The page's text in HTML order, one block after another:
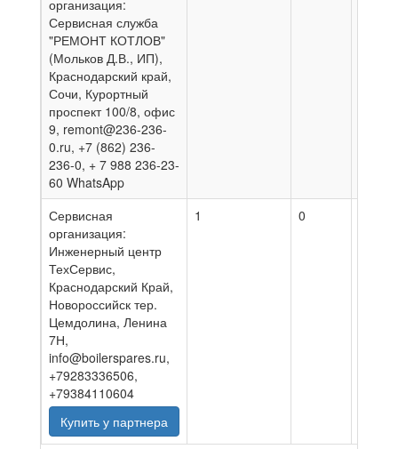
организация:
Сервисная служба
"РЕМОНТ КОТЛОВ"
(Мольков Д.В., ИП),
Краснодарский край,
Сочи, Курортный
проспект 100/8, офис
9, remont@236-236-
0.ru, +7 (862) 236-
236-0, + 7 988 236-23-
60 WhatsApp
Сервисная
организация:
Инженерный центр
ТехСервис,
Краснодарский Край,
Новороссийск тер.
Цемдолина, Ленина
7Н,
info@boilerspares.ru,
+79283336506,
+79384110604
Купить у партнера
1 0